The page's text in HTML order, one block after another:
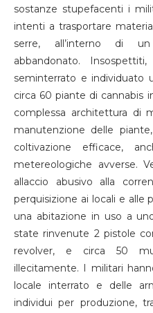
sostanze stupefacenti i
intenti a trasportare
serre, all’interno di
abbandonato.
seminterrato e individuato
circa 60 piante di cannabis
complessa architettura di
manutenzione delle
coltivazione efficace,
metereologiche avverse.
allaccio abusivo alla
perquisizione ai locali e alle
una abitazione in uso a
state rinvenute 2 pistole
revolver, e circa 50
illecitamente. I militari
locale interrato e delle
individui per produzione,